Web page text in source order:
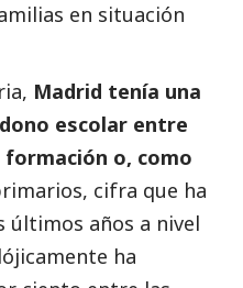
en situación
Madrid tenía una
escolar entre
o, como
cifra que ha
últimos años a nivel
ha